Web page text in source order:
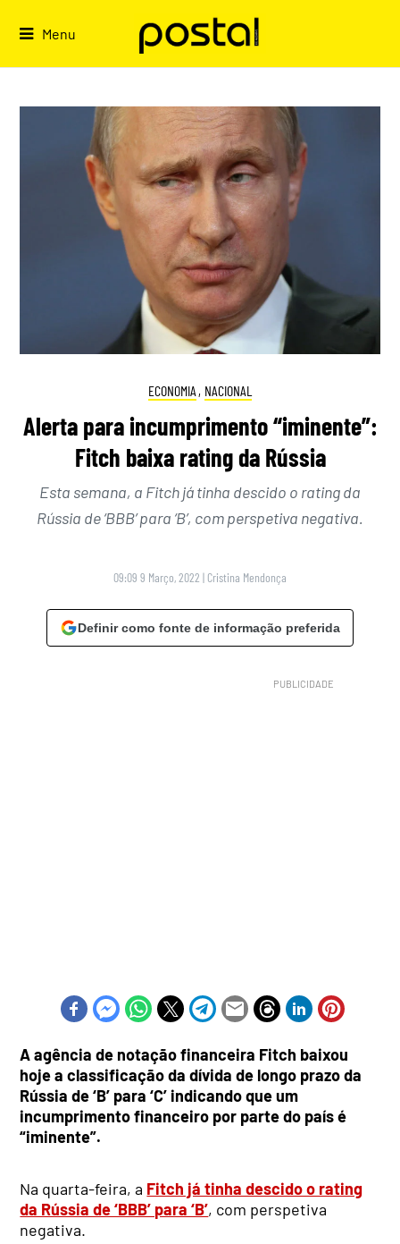
Menu
ECONOMIA , NACIONAL
Alerta para incumprimento “iminente”:
Fitch baixa rating da Rússia
Esta semana, a Fitch já tinha descido o rating da
Rússia de ‘BBB’ para ‘B’, com perspetiva negativa.
09:09 9 Março, 2022 | Cristina Mendonça
Definir como fonte de informação preferida
A agência de notação financeira Fitch baixou
hoje a classificação da dívida de longo prazo da
Rússia de ‘B’ para ‘C’ indicando que um
incumprimento financeiro por parte do país é
“iminente”.
Na quarta-feira, a Fitch já tinha descido o rating
da Rússia de ‘BBB’ para ‘B’, com perspetiva
negativa.